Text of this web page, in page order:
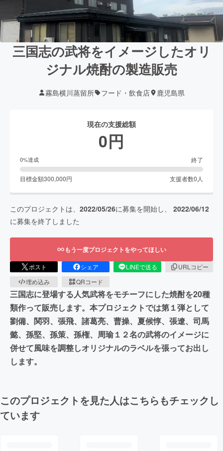
三国志の武将をイメージしたオリ
ジナル焼酎の製造販売
霧島横川蒸留所 フード・飲食店 鹿児島県
現在の支援総額
0円
0%達成 終了
目標金額300,000円 支援者数0 人
このプロジェクトは、 2022/05/26に募集を開始し、 2022/06/12
に募集を終了しました
もう一度プロジェクトをやってほしい
ポスト シェア LINEで送る
URLコピー
埋め込み
QRコード
三国志に登場する人気武将をモチーフにした焼酎を20種
類作って販売します。本プロジェクトでは第１弾として
劉備、関羽、張飛、諸葛亮、曹操、夏候惇、張遼、司馬
懿、孫堅、孫策、孫権、周瑜１２名の武将のイメージに
併せて風味を調整しオリジナルのラベルを張ってお出し
します。
このプロジェクトを見た人はこちらもチェックし
ています